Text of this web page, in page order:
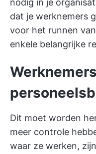
nodig in je
dat je werknemers
voor het runnen
enkele belangrijke
Dit moet worden
meer controle
waar ze werken,